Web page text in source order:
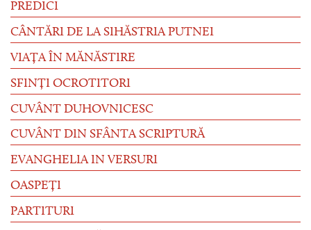
PREDICI
CÂNTĂRI DE LA SIHĂSTRIA PUTNEI
VIAȚA ÎN MĂNĂSTIRE
SFINȚI OCROTITORI
CUVÂNT DUHOVNICESC
CUVÂNT DIN SFÂNTA SCRIPTURĂ
EVANGHELIA IN VERSURI
OASPEȚI
PARTITURI